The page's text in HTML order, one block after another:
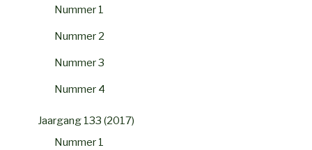
Nummer 1
Nummer 2
Nummer 3
Nummer 4
Jaargang 133 (2017)
Nummer 1